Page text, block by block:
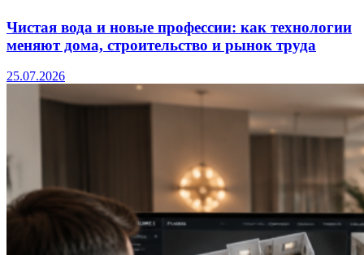
Чистая вода и новые профессии: как технологии
меняют дома, строительство и рынок труда
25.07.2026